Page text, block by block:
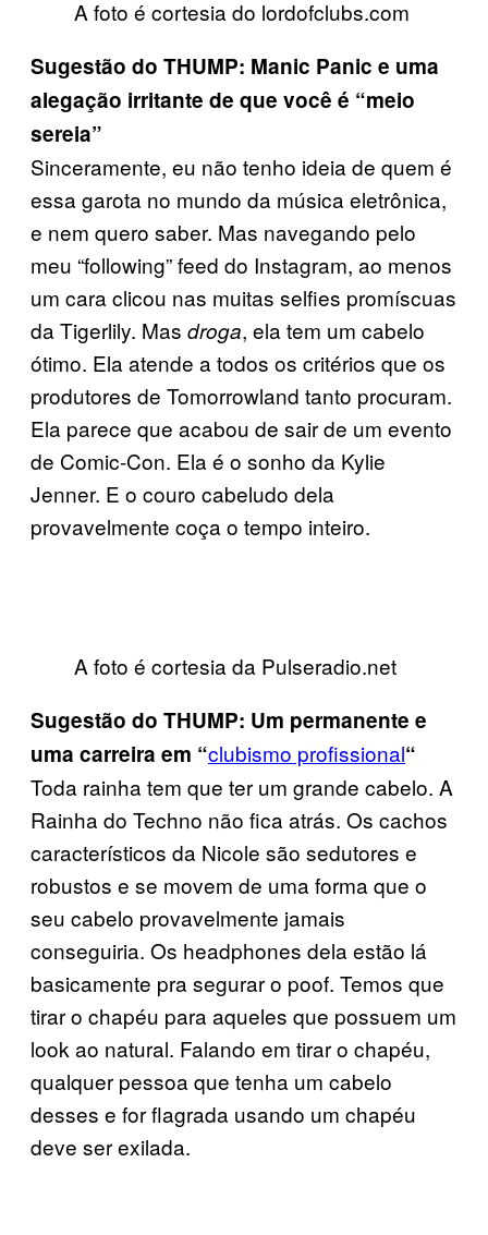
A foto é cortesia do lordofclubs.com
Sugestão do THUMP: Manic Panic e uma
alegação irritante de que você é “meio
sereia”
Sinceramente, eu não tenho ideia de quem é
essa garota no mundo da música eletrônica,
e nem quero saber. Mas navegando pelo
meu “following” feed do Instagram, ao menos
um cara clicou nas muitas selfies promíscuas
da Tigerlily. Mas droga, ela tem um cabelo
ótimo. Ela atende a todos os critérios que os
produtores de Tomorrowland tanto procuram.
Ela parece que acabou de sair de um evento
de Comic-Con. Ela é o sonho da Kylie
Jenner. E o couro cabeludo dela
provavelmente coça o tempo inteiro.
A foto é cortesia da Pulseradio.net
Sugestão do THUMP: Um permanente e
uma carreira em “clubismo profissional“
Toda rainha tem que ter um grande cabelo. A
Rainha do Techno não fica atrás. Os cachos
característicos da Nicole são sedutores e
robustos e se movem de uma forma que o
seu cabelo provavelmente jamais
conseguiria. Os headphones dela estão lá
basicamente pra segurar o poof. Temos que
tirar o chapéu para aqueles que possuem um
look ao natural. Falando em tirar o chapéu,
qualquer pessoa que tenha um cabelo
desses e for flagrada usando um chapéu
deve ser exilada.